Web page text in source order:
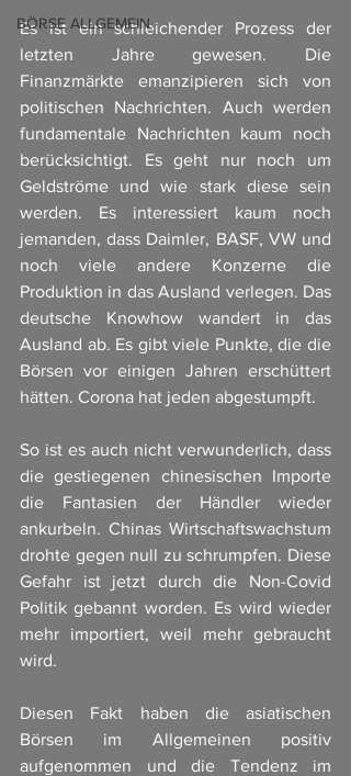
BÖRSE ALLGEMEIN
Es ist ein schleichender Prozess der
letzten Jahre gewesen. Die
Finanzmärkte emanzipieren sich von
politischen Nachrichten. Auch werden
fundamentale Nachrichten kaum noch
berücksichtigt. Es geht nur noch um
Geldströme und wie stark diese sein
werden. Es interessiert kaum noch
jemanden, dass Daimler, BASF, VW und
noch viele andere Konzerne die
Produktion in das Ausland verlegen. Das
deutsche Knowhow wandert in das
Ausland ab. Es gibt viele Punkte, die die
Börsen vor einigen Jahren erschüttert
hätten. Corona hat jeden abgestumpft.
So ist es auch nicht verwunderlich, dass
die gestiegenen chinesischen Importe
die Fantasien der Händler wieder
ankurbeln. Chinas Wirtschaftswachstum
drohte gegen null zu schrumpfen. Diese
Gefahr ist jetzt durch die Non-Covid
Politik gebannt worden. Es wird wieder
mehr importiert, weil mehr gebraucht
wird.
Diesen Fakt haben die asiatischen
Börsen im Allgemeinen positiv
aufgenommen und die Tendenz im